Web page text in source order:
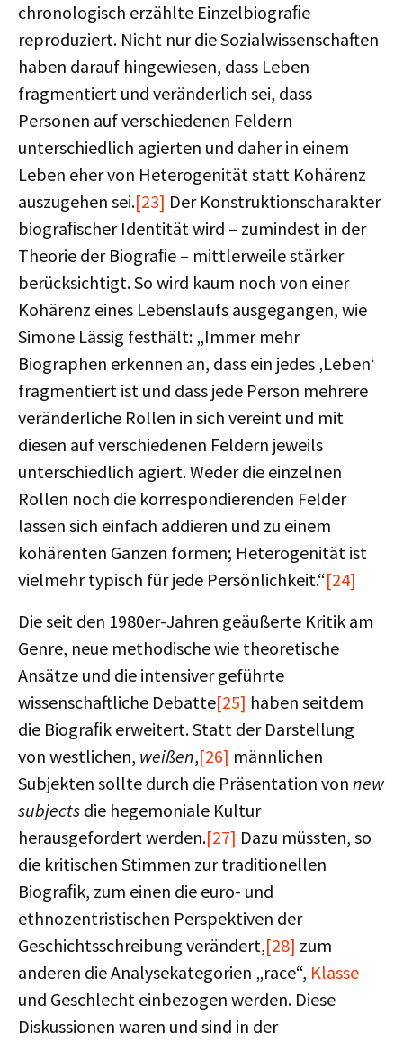
chronologisch erzählte Einzelbiograﬁe
reproduziert. Nicht nur die Sozialwissenschaften
haben darauf hingewiesen, dass Leben
fragmentiert und veränderlich sei, dass
Personen auf verschiedenen Feldern
unterschiedlich agierten und daher in einem
Leben eher von Heterogenität statt Kohärenz
auszugehen sei.[23] Der Konstruktionscharakter
biograﬁscher Identität wird – zumindest in der
Theorie der Biograﬁe – mittlerweile stärker
berücksichtigt. So wird kaum noch von einer
Kohärenz eines Lebenslaufs ausgegangen, wie
Simone Lässig festhält: „Immer mehr
Biographen erkennen an, dass ein jedes ‚Leben‘
fragmentiert ist und dass jede Person mehrere
veränderliche Rollen in sich vereint und mit
diesen auf verschiedenen Feldern jeweils
unterschiedlich agiert. Weder die einzelnen
Rollen noch die korrespondierenden Felder
lassen sich einfach addieren und zu einem
kohärenten Ganzen formen; Heterogenität ist
vielmehr typisch für jede Persönlichkeit.“[24]
Die seit den 1980er-Jahren geäußerte Kritik am
Genre, neue methodische wie theoretische
Ansätze und die intensiver geführte
wissenschaftliche Debatte[25] haben seitdem
die Biograﬁk erweitert. Statt der Darstellung
von westlichen, weißen,[26] männlichen
Subjekten sollte durch die Präsentation von new
subjects die hegemoniale Kultur
herausgefordert werden.[27] Dazu müssten, so
die kritischen Stimmen zur traditionellen
Biograﬁk, zum einen die euro- und
ethnozentristischen Perspektiven der
Geschichtsschreibung verändert,[28] zum
anderen die Analysekategorien „race“, Klasse
und Geschlecht einbezogen werden. Diese
Diskussionen waren und sind in der